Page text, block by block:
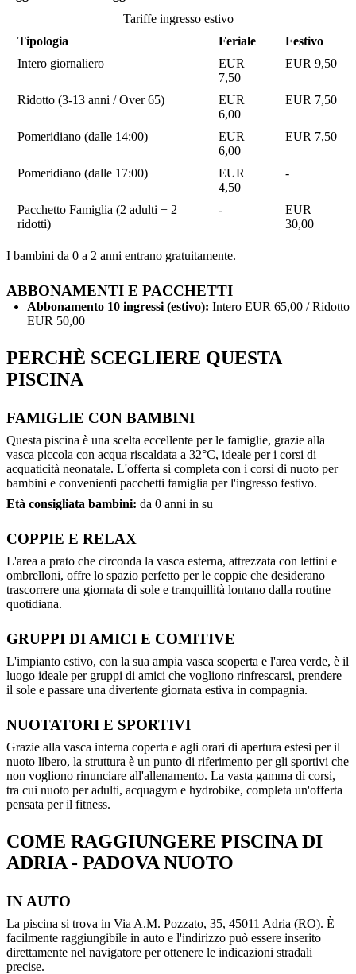
Tariffe ingresso estivo
Tipologia
Feriale
Festivo
Intero giornaliero
EUR
7,50
EUR 9,50
Ridotto (3-13 anni / Over 65)
EUR
6,00
EUR 7,50
Pomeridiano (dalle 14:00)
EUR
6,00
EUR 7,50
Pomeridiano (dalle 17:00)
EUR
4,50
-
Pacchetto Famiglia (2 adulti + 2
ridotti)
-
EUR
30,00
I bambini da 0 a 2 anni entrano gratuitamente.
ABBONAMENTI E PACCHETTI
Abbonamento 10 ingressi (estivo): Intero EUR 65,00 / Ridotto
EUR 50,00
PERCHÈ SCEGLIERE QUESTA
PISCINA
FAMIGLIE CON BAMBINI
Questa piscina è una scelta eccellente per le famiglie, grazie alla
vasca piccola con acqua riscaldata a 32°C, ideale per i corsi di
acquaticità neonatale. L'offerta si completa con i corsi di nuoto per
bambini e convenienti pacchetti famiglia per l'ingresso festivo.
Età consigliata bambini: da 0 anni in su
COPPIE E RELAX
L'area a prato che circonda la vasca esterna, attrezzata con lettini e
ombrelloni, offre lo spazio perfetto per le coppie che desiderano
trascorrere una giornata di sole e tranquillità lontano dalla routine
quotidiana.
GRUPPI DI AMICI E COMITIVE
L'impianto estivo, con la sua ampia vasca scoperta e l'area verde, è il
luogo ideale per gruppi di amici che vogliono rinfrescarsi, prendere
il sole e passare una divertente giornata estiva in compagnia.
NUOTATORI E SPORTIVI
Grazie alla vasca interna coperta e agli orari di apertura estesi per il
nuoto libero, la struttura è un punto di riferimento per gli sportivi che
non vogliono rinunciare all'allenamento. La vasta gamma di corsi,
tra cui nuoto per adulti, acquagym e hydrobike, completa un'offerta
pensata per il fitness.
COME RAGGIUNGERE PISCINA DI
ADRIA - PADOVA NUOTO
IN AUTO
La piscina si trova in Via A.M. Pozzato, 35, 45011 Adria (RO). È
facilmente raggiungibile in auto e l'indirizzo può essere inserito
direttamente nel navigatore per ottenere le indicazioni stradali
precise.